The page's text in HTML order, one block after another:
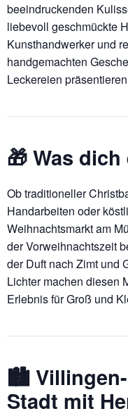
beeindruckenden
liebevoll geschmückte
Kunsthandwerker und
handgemachten
Leckereien
🎁 Was
Ob traditioneller
Handarbeiten oder
Weihnachtsmarkt am
der Vorweihnachtszeit
der Duft nach Zimt und
Lichter machen diesen
Erlebnis für Groß und
🏙️
Stadt mit